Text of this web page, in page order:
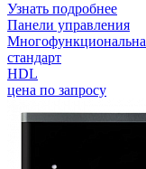
Узнать подробнее
Панели управления
стандарт
HDL
цена по запросу